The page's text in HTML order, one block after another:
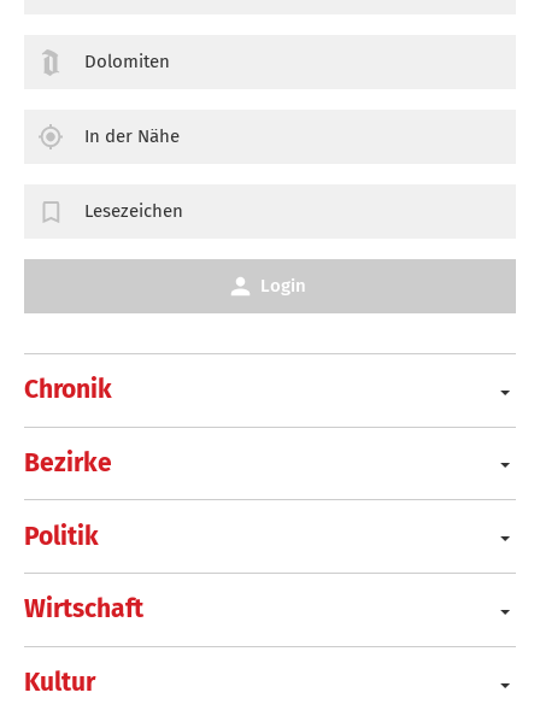
Chronik
Bezirke
Politik
Wirtschaft
Kultur
Dolomiten
In der Nähe
Lesezeichen
Login